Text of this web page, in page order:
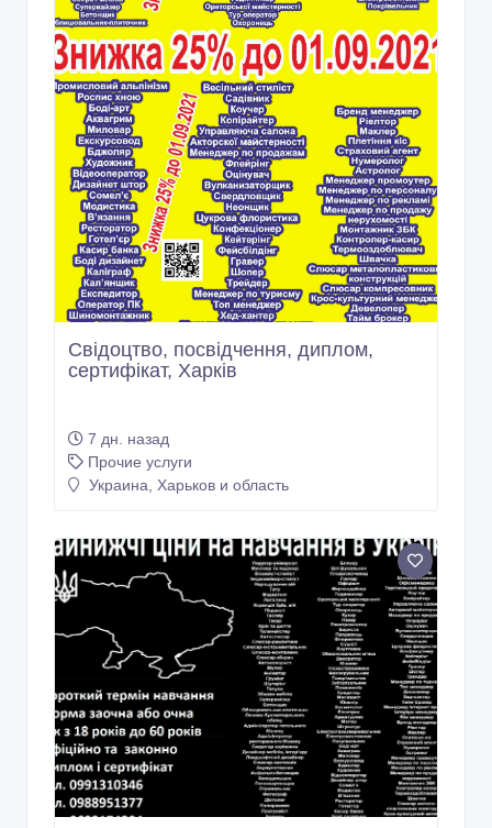
Свідоцтво, посвідчення, диплом,
сертифікат, Харків
7 дн. назад
Прочие услуги
Украина, Харьков и область